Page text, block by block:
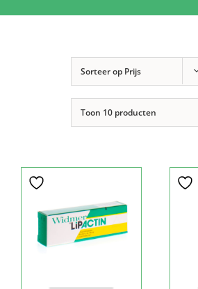
Sorteer op Prijs
Toon 10 producten